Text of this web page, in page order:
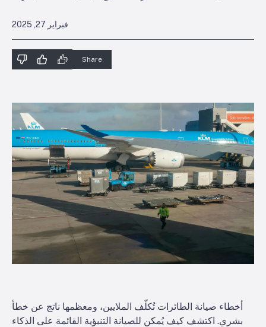
فبراير 27, 2025
Share
أخطاء صيانة الطائرات تُكلّف الملايين، ومعظمها ناتج عن خطأ
بشري. اكتشف كيف يُمكن للصيانة التنبؤية القائمة على الذكاء